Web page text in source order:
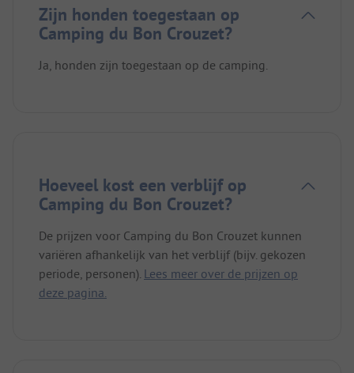
Zijn honden toegestaan op
Camping du Bon Crouzet?
Ja, honden zijn toegestaan op de camping.
Hoeveel kost een verblijf op
Camping du Bon Crouzet?
De prijzen voor Camping du Bon Crouzet kunnen
variëren afhankelijk van het verblijf (bijv. gekozen
periode, personen). Lees meer over de prijzen op
deze pagina.